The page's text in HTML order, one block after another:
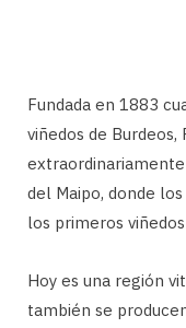
Fundada en 1883
viñedos de Burdeos,
del Maipo, donde
los primeros
Hoy es una región
también se